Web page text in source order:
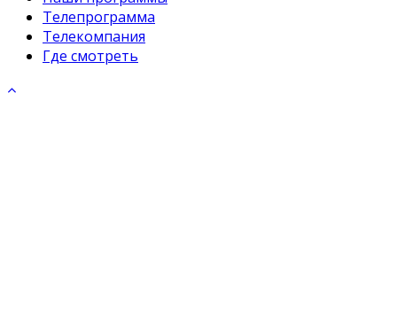
Телепрограмма
Телекомпания
Где смотреть